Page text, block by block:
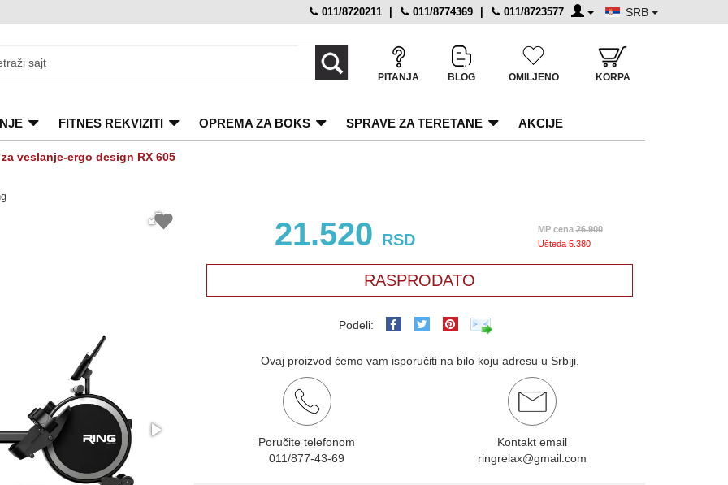
011/8720211 | 011/8774369 | 011/8723577 SRB
PITANJA BLOG OMILJENO KORPA
FITNES REKVIZITI OPREMA ZA BOKS SPRAVE ZA TERETANE AKCIJE
veslanje-ergo design RX 605
21.520 RSD
MP cena26.900
Ušteda 5.380
RASPRODATO
Podeli:
Ovaj proizvod ćemo vam isporučiti na bilo koju adresu u Srbiji.
Poručite telefonom
011/877-43-69
Kontakt email
ringrelax@gmail.com